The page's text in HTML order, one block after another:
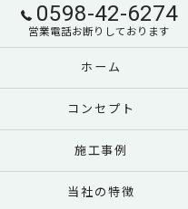
0598-42-6274
営業電話お断りしております
ホーム
コンセプト
施工事例
当社の特徴